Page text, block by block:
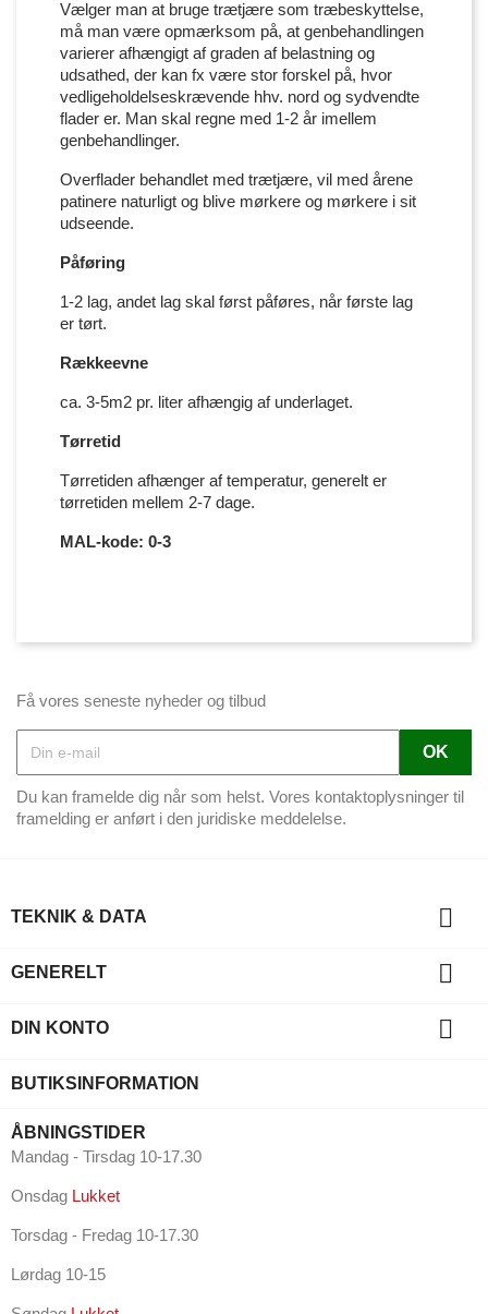
Vælger man at bruge trætjære som træbeskyttelse,
må man være opmærksom på, at genbehandlingen
varierer afhængigt af graden af belastning og
udsathed, der kan fx være stor forskel på, hvor
vedligeholdelseskrævende hhv. nord og sydvendte
flader er. Man skal regne med 1-2 år imellem
genbehandlinger.
Overflader behandlet med trætjære, vil med årene
patinere naturligt og blive mørkere og mørkere i sit
udseende.
Påføring
1-2 lag, andet lag skal først påføres, når første lag
er tørt.
Rækkeevne
ca. 3-5m2 pr. liter afhængig af underlaget.
Tørretid
Tørretiden afhænger af temperatur, generelt er
tørretiden mellem 2-7 dage.
MAL-kode: 0-3
Få vores seneste nyheder og tilbud
Du kan framelde dig når som helst. Vores kontaktoplysninger til
framelding er anført i den juridiske meddelelse.
TEKNIK & DATA 
GENERELT 
DIN KONTO 
BUTIKSINFORMATION
ÅBNINGSTIDER
Mandag - Tirsdag 10-17.30
Onsdag Lukket
Torsdag - Fredag 10-17.30
Lørdag 10-15